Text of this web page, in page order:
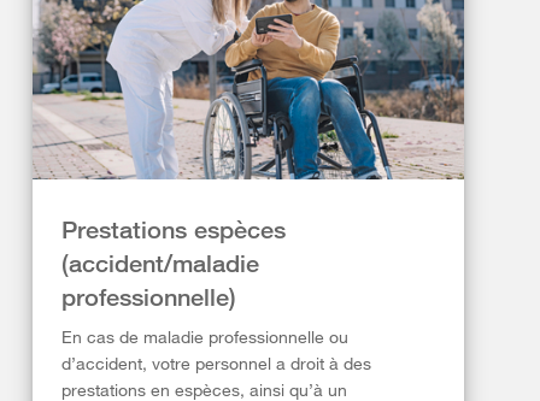
Prestations espèces
(accident/maladie
professionnelle)
En cas de maladie professionnelle ou
d’accident, votre personnel a droit à des
prestations en espèces, ainsi qu’à un